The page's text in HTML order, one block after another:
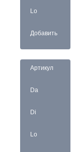
Lo
Добавить
Артикул
Da
Di
Lo